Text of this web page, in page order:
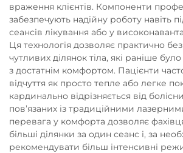
враження клієнтів. Компоненти
забезпечують надійну роботу навіть
сеансів лікування або у
Ця технологія дозволяє практично
чутливих ділянок тіла, які раніше
з достатнім комфортом. Пацієнти
відчуття як просто тепле або легке
кардинально відрізняється від
пов’язаних із традиційними
перевага у комфорта дозволяє
більші ділянки за один сеанс і, за
рекомендувати більш інтенсивні